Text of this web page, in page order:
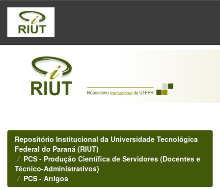
Skip
navigation
Repositório Institucional da Universidade Tecnológica
Federal do Paraná (RIUT)
PCS - Produção Científica de Servidores (Docentes e
Técnico-Administrativos)
PCS - Artigos